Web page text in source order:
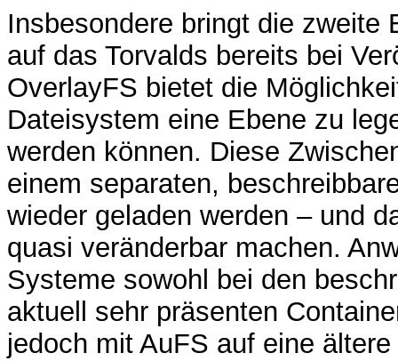
Insbesondere bringt die
auf das Torvalds bereits bei
OverlayFS bietet die
Dateisystem eine Ebene zu
werden können. Diese
einem separaten,
wieder geladen werden – und
quasi veränderbar machen.
Systeme sowohl bei den
aktuell sehr präsenten
jedoch mit AuFS auf eine